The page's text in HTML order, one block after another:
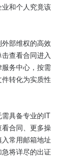
和个人究竟该
部维权的高效
查看合同进入
务中心，按需
转化为实质性
具备专业的IT
合同、更多操
常用邮箱地址
将详尽的出证